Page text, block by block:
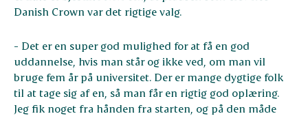
Danish Crown var det rigtige valg.
- Det er en super god mulighed for at få en god
uddannelse, hvis man står og ikke ved, om man vil
bruge fem år på universitet. Der er mange dygtige folk
til at tage sig af en, så man får en rigtig god oplæring.
Jeg fik noget fra hånden fra starten, og på den måde